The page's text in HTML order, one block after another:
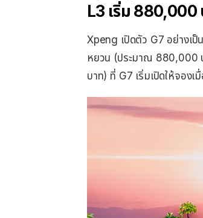
L3 เริ่ม 880,000
Xpeng เปิดตัว G7 อย่างเป็
หยวน (ประมาณ 880,000
บาท) ที่ G7 เริ่มเปิดให้จองเ